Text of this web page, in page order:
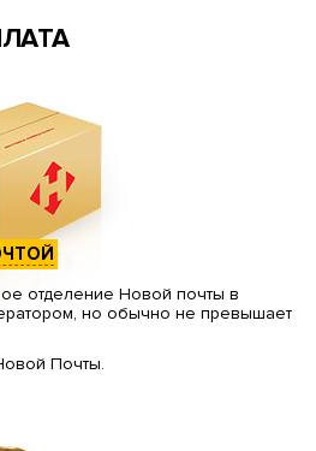
отделение Новой почты в
но обычно не превышает
Почты.